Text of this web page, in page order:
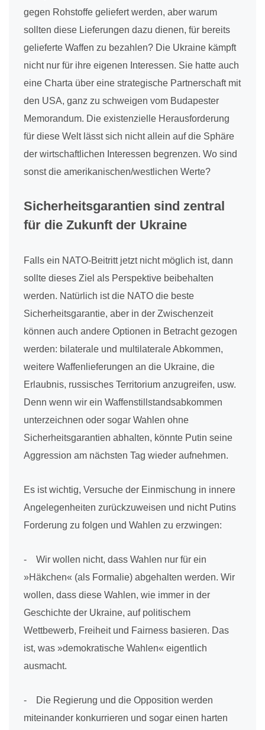
gegen Rohstoffe geliefert werden, aber warum
sollten diese Lieferungen dazu dienen, für bereits
gelieferte Waffen zu bezahlen? Die Ukraine kämpft
nicht nur für ihre eigenen Interessen. Sie hatte auch
eine Charta über eine strategische Partnerschaft mit
den USA, ganz zu schweigen vom Budapester
Memorandum. Die existenzielle Herausforderung
für diese Welt lässt sich nicht allein auf die Sphäre
der wirtschaftlichen Interessen begrenzen. Wo sind
sonst die amerikanischen/westlichen Werte?
Sicherheitsgarantien sind zentral
für die Zukunft der Ukraine
Falls ein NATO-Beitritt jetzt nicht möglich ist, dann
sollte dieses Ziel als Perspektive beibehalten
werden. Natürlich ist die NATO die beste
Sicherheitsgarantie, aber in der Zwischenzeit
können auch andere Optionen in Betracht gezogen
werden: bilaterale und multilaterale Abkommen,
weitere Waffenlieferungen an die Ukraine, die
Erlaubnis, russisches Territorium anzugreifen, usw.
Denn wenn wir ein Waffenstillstandsabkommen
unterzeichnen oder sogar Wahlen ohne
Sicherheitsgarantien abhalten, könnte Putin seine
Aggression am nächsten Tag wieder aufnehmen.
Es ist wichtig, Versuche der Einmischung in innere
Angelegenheiten zurückzuweisen und nicht Putins
Forderung zu folgen und Wahlen zu erzwingen:
- Wir wollen nicht, dass Wahlen nur für ein
»Häkchen« (als Formalie) abgehalten werden. Wir
wollen, dass diese Wahlen, wie immer in der
Geschichte der Ukraine, auf politischem
Wettbewerb, Freiheit und Fairness basieren. Das
ist, was »demokratische Wahlen« eigentlich
ausmacht.
- Die Regierung und die Opposition werden
miteinander konkurrieren und sogar einen harten